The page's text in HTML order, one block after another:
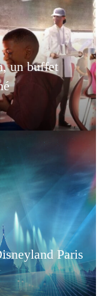
un buffet
Paris